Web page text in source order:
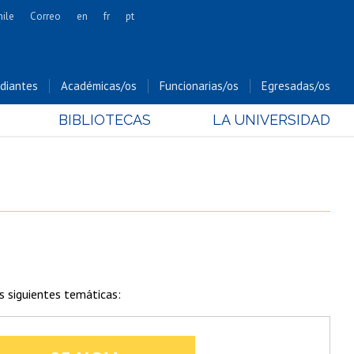
Cs. Forestales y Conservación
Cs. Sociales
Hospital Clínico
Correo en fr pt
Académicas/os Funcionarias/os Egresadas/os
BIBLIOTECAS LA UNIVERSIDAD
siguientes temáticas: